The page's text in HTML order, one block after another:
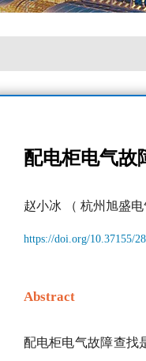
配电柜电气故
赵小冰 （ 杭州旭盛
https://doi.org/10.37155/
Abstract
配电柜电气故障查找